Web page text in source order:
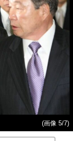
(画像 5/7)